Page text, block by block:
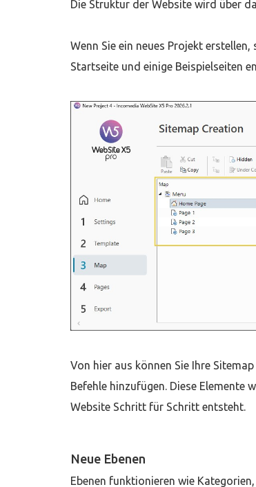
Die Struktur der Website wird über
Wenn Sie ein neues Projekt
Startseite und einige Beispielseiten
Von hier aus können Sie Ihre
Befehle hinzufügen. Diese Elemente
Website Schritt für Schritt entsteht.
Neue Ebenen
Ebenen funktionieren wie